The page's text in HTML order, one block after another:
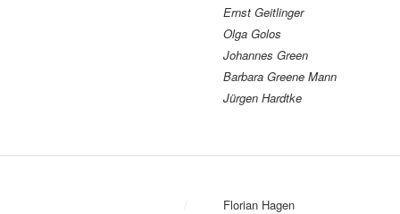
Ernst Geitlinger
Olga Golos
Johannes Green
Barbara Greene Mann
Jürgen Hardtke
/ Florian Hagen